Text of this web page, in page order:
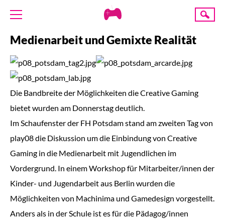
Creative
ÜBER UNS
AKTUELLES
ANGEBOTE
PROJEKTE
PRESSE
SPENDE
Suche
Medienarbeit und Gemixte Realität
Die Bandbreite der Möglichkeiten die Creative Gaming
bietet wurden am Donnerstag deutlich.
Im Schaufenster der FH Potsdam stand am zweiten Tag von
play08 die Diskussion um die Einbindung von Creative
Gaming in die Medienarbeit mit Jugendlichen im
Vordergrund. In einem Workshop für Mitarbeiter/innen der
Kinder- und Jugendarbeit aus Berlin wurden die
Möglichkeiten von Machinima und Gamedesign vorgestellt.
Anders als in der Schule ist es für die Pädagog/innen